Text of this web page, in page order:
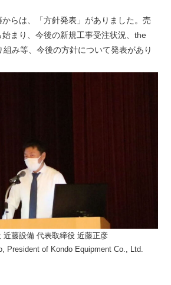
らは、「方針発表」がありました。売
始まり、今後の新規工事受注状況、the
み等、今後の方針について発表があり
近藤設備 代表取締役 近藤正彦
President of Kondo Equipment Co., Ltd.